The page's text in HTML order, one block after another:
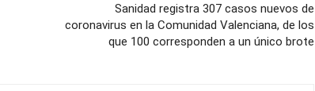
Sanidad registra 307 casos nuevos de
coronavirus en la Comunidad Valenciana, de los
que 100 corresponden a un único brote